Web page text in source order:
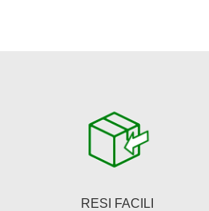
RESI FACILI